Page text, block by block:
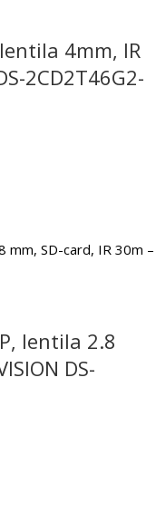
4mm, IR
2CD2T46G2-
lentila 2.8
DS-